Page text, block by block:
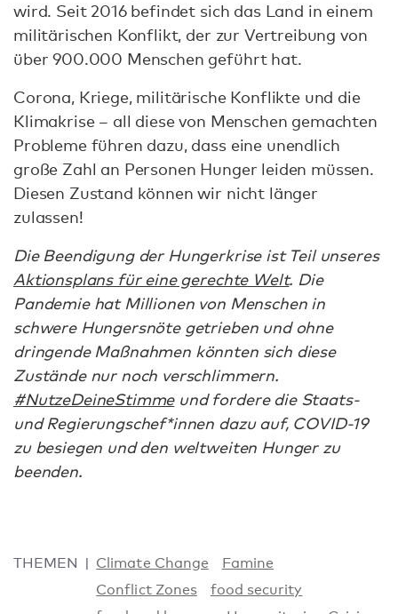
wird. Seit 2016 befindet sich das Land in einem
militärischen Konflikt, der zur Vertreibung von
über 900.000 Menschen geführt hat.
Corona, Kriege, militärische Konflikte und die
Klimakrise – all diese von Menschen gemachten
Probleme führen dazu, dass eine unendlich
große Zahl an Personen Hunger leiden müssen.
Diesen Zustand können wir nicht länger
zulassen!
Die Beendigung der Hungerkrise ist Teil unseres
Aktionsplans für eine gerechte Welt. Die
Pandemie hat Millionen von Menschen in
schwere Hungersnöte getrieben und ohne
dringende Maßnahmen könnten sich diese
Zustände nur noch verschlimmern.
#NutzeDeineStimmeund fordere die Staats-
und Regierungschef*innen dazu auf, COVID-19
zu besiegen und den weltweiten Hunger zu
beenden.
THEMEN Climate Change
Famine
Conflict Zones
food security